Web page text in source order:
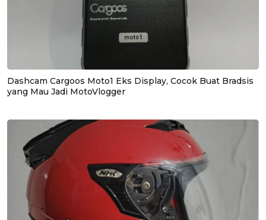
Dashcam Cargoos Moto1 Eks Display, Cocok Buat Bradsis
yang Mau Jadi MotoVlogger